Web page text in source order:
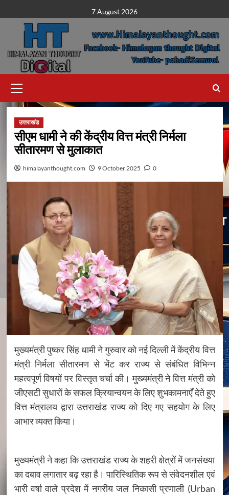
to
content
7 August 2026
Menu
उत्तराखंड
सीएम धामी ने की केंद्रीय वित्त मंत्री निर्मला
सीतारमण से मुलाकात
himalayanthought.com 9 October 2025 0
मुख्यमंत्री पुष्कर सिंह धामी ने गुरुवार को नई दिल्ली में केंद्रीय वित्त
मंत्री निर्मला सीतारमण से भेंट कर राज्य से संबंधित विभिन्न
महत्वपूर्ण विषयों पर विस्तृत चर्चा की। मुख्यमंत्री ने वित्त मंत्री को
जीएसटी सुधारों के सफल क्रियान्वयन के लिए शुभकामनाएँ देते हुए
वित्त मंत्रालय द्वारा उत्तराखंड राज्य को दिए गए सहयोग के लिए
आभार व्यक्त किया।
मुख्यमंत्री ने कहा कि उत्तराखंड राज्य के शहरी क्षेत्रों में जनसंख्या
का दबाव लगातार बढ़ रहा है। पारिस्थितिक रूप से संवेदनशील एवं
भारी वर्षा वाले प्रदेश में नगरीय जल निकासी प्रणाली (Urban